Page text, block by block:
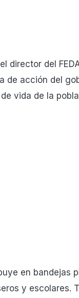
director del
de acción del
vida de la
en bandejas
y escolares.